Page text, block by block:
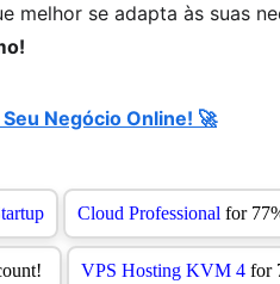
melhor se adapta às suas
Negócio Online! 🚀